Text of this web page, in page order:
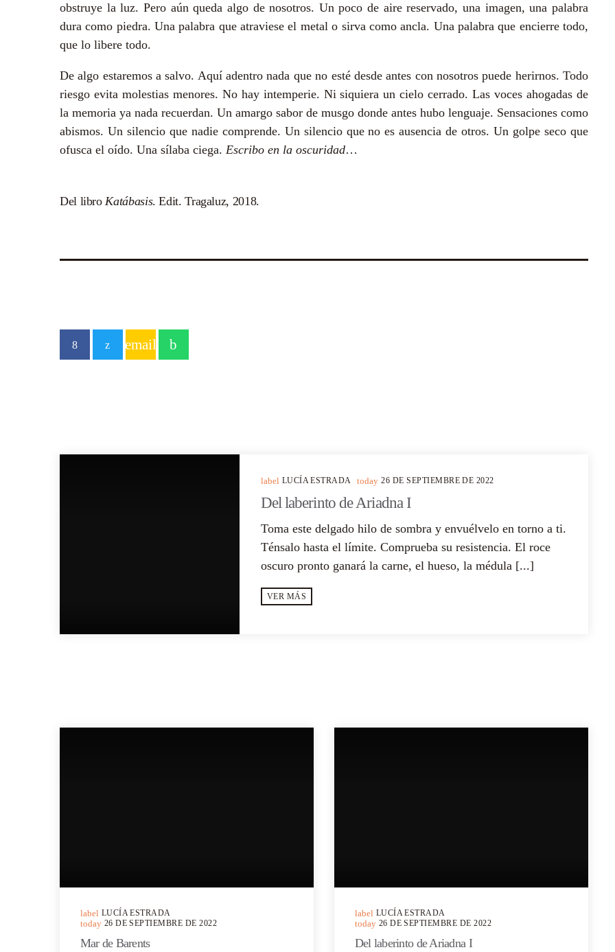
obstruye la luz. Pero aún queda algo de nosotros. Un poco de aire reservado, una imagen, una palabra
dura como piedra. Una palabra que atraviese el metal o sirva como ancla. Una palabra que encierre todo,
que lo libere todo.
De algo estaremos a salvo. Aquí adentro nada que no esté desde antes con nosotros puede herirnos. Todo
riesgo evita molestias menores. No hay intemperie. Ni siquiera un cielo cerrado. Las voces ahogadas de
la memoria ya nada recuerdan. Un amargo sabor de musgo donde antes hubo lenguaje. Sensaciones como
abismos. Un silencio que nadie comprende. Un silencio que no es ausencia de otros. Un golpe seco que
ofusca el oído. Una sílaba ciega. Escribo en la oscuridad…
Del libroKatábasis. Edit. Tragaluz, 2018.
email
label LUCÍA ESTRADA today 26 DE SEPTIEMBRE DE 2022
Del laberinto de Ariadna I
Toma este delgado hilo de sombra y envuélvelo en torno a ti.
Ténsalo hasta el límite. Comprueba su resistencia. El roce
oscuro pronto ganará la carne, el hueso, la médula [...]
VER MÁS
label LUCÍA ESTRADA
today 26 DE SEPTIEMBRE DE 2022
Mar de Barents
label LUCÍA ESTRADA
today 26 DE SEPTIEMBRE DE 2022
Del laberinto de Ariadna I